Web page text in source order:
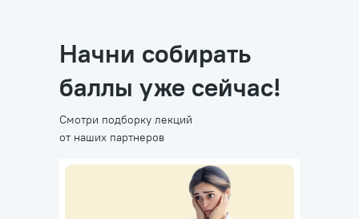
Начни собирать
баллы уже сейчас!
Смотри подборку лекций
от наших партнеров